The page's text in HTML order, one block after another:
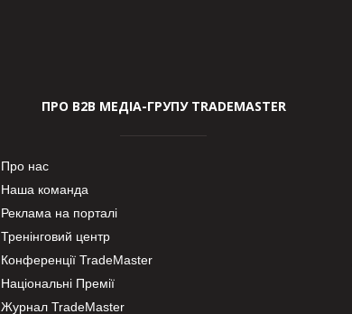
ПРО В2В МЕДІА-ГРУПУ TRADEMASTER
Про нас
Наша команда
Реклама на порталі
Тренінговий центр
Конференції TradeMaster
Національні Премії
Журнал TradeMaster